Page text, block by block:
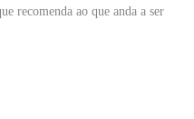
recomenda ao que anda a ser